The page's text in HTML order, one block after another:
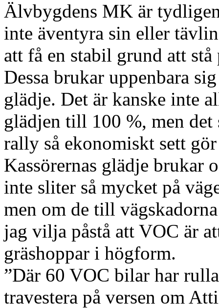
Älvbygdens MK är
inte äventyra sin eller
att få en stabil grund att
Dessa brukar uppenbara
glädje. Det är kanske inte
glädjen till 100 %, men
rally så ekonomiskt sett
Kassörernas glädje brukar
inte sliter så mycket på
men om de till
jag vilja påstå att VOC är
gräshoppar i högform.
”Där 60 VOC bilar har
travestera på versen om